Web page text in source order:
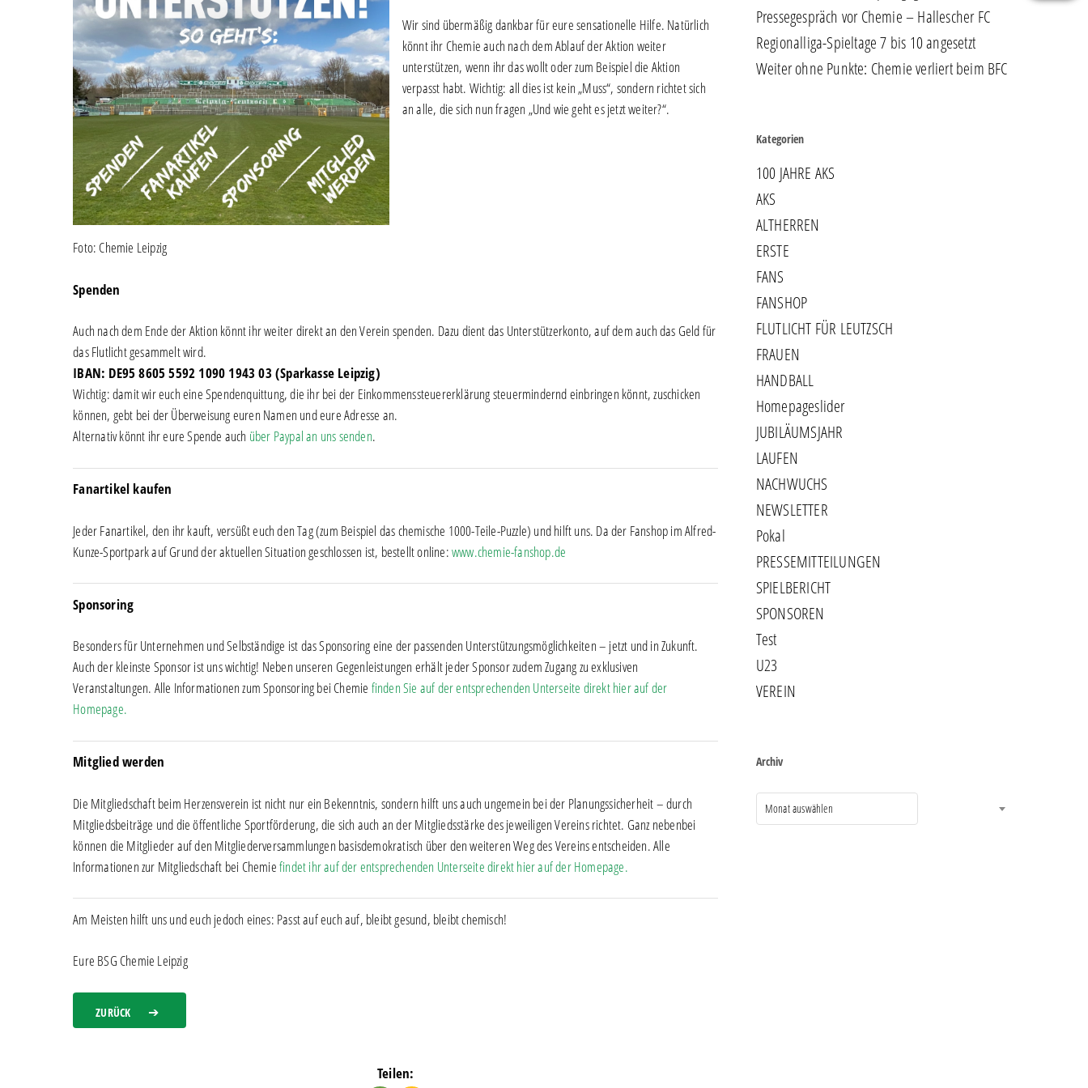
Foto: Chemie Leipzig
Wir sind übermäßig dankbar für eure sensationelle Hilfe. Natürlich
könnt ihr Chemie auch nach dem Ablauf der Aktion weiter
unterstützen, wenn ihr das wollt oder zum Beispiel die Aktion
verpasst habt. Wichtig: all dies ist kein „Muss“, sondern richtet sich
an alle, die sich nun fragen „Und wie geht es jetzt weiter?“.
Spenden
Auch nach dem Ende der Aktion könnt ihr weiter direkt an den Verein spenden. Dazu dient das Unterstützerkonto, auf dem auch das Geld für
das Flutlicht gesammelt wird.
IBAN: DE95 8605 5592 1090 1943 03 (Sparkasse Leipzig)
Wichtig: damit wir euch eine Spendenquittung, die ihr bei der Einkommenssteuererklärung steuermindernd einbringen könnt, zuschicken
können, gebt bei der Überweisung euren Namen und eure Adresse an.
Alternativ könnt ihr eure Spende auch über Paypal an uns senden.
Fanartikel kaufen
Jeder Fanartikel, den ihr kauft, versüßt euch den Tag (zum Beispiel das chemische 1000-Teile-Puzzle) und hilft uns. Da der Fanshop im Alfred-
Kunze-Sportpark auf Grund der aktuellen Situation geschlossen ist, bestellt online:www.chemie-fanshop.de
Sponsoring
Besonders für Unternehmen und Selbständige ist das Sponsoring eine der passenden Unterstützungsmöglichkeiten – jetzt und in Zukunft.
Auch der kleinste Sponsor ist uns wichtig! Neben unseren Gegenleistungen erhält jeder Sponsor zudem Zugang zu exklusiven
Veranstaltungen. Alle Informationen zum Sponsoring bei Chemie finden Sie auf der entsprechenden Unterseite direkt hier auf der
Homepage.
Mitglied werden
Die Mitgliedschaft beim Herzensverein ist nicht nur ein Bekenntnis, sondern hilft uns auch ungemein bei der Planungssicherheit – durch
Mitgliedsbeiträge und die öffentliche Sportförderung, die sich auch an der Mitgliedsstärke des jeweiligen Vereins richtet. Ganz nebenbei
können die Mitglieder auf den Mitgliederversammlungen basisdemokratisch über den weiteren Weg des Vereins entscheiden. Alle
Informationen zur Mitgliedschaft bei Chemiefindet ihr auf der entsprechenden Unterseite direkt hier auf der Homepage.
Am Meisten hilft uns und euch jedoch eines: Passt auf euch auf, bleibt gesund, bleibt chemisch!
Eure BSG Chemie Leipzig
ZURÜCK
Teilen:
Pressegespräch vor Chemie – Hallescher FC
Regionalliga-Spieltage 7 bis 10 angesetzt
Weiter ohne Punkte: Chemie verliert beim BFC
Kategorien
100 JAHRE AKS
AKS
ALTHERREN
ERSTE
FANS
FANSHOP
FLUTLICHT FÜR LEUTZSCH
FRAUEN
HANDBALL
Homepageslider
JUBILÄUMSJAHR
LAUFEN
NACHWUCHS
NEWSLETTER
Pokal
PRESSEMITTEILUNGEN
SPIELBERICHT
SPONSOREN
Test
U23
VEREIN
Archiv
Monat auswählen